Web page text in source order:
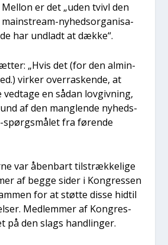
er det „uden tvivl den
nyheds­or­ga­ni­sa­
har und­ladt at dæk­ke“.
„Hvis det (for den almin­
vir­ker over­ra­sken­de, at
ved­ta­ge en sådan lov­giv­ning,
af den mang­len­de nyheds­
fra før­en­de
var åben­bart til­stræk­ke­li­ge
af beg­ge sider i Kon­gres­sen
for at støt­te dis­se hidtil
Med­lem­mer af Kon­gres­
på den slags hand­lin­ger.